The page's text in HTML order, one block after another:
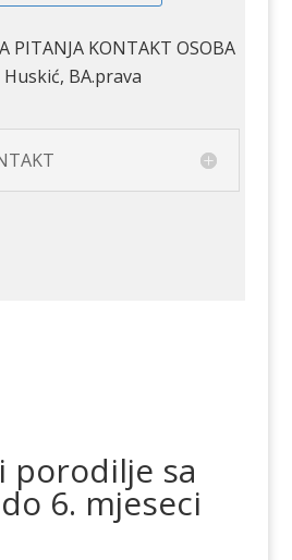
PITANJA KONTAKT OSOBA
BA.prava
porodilje sa
6. mjeseci